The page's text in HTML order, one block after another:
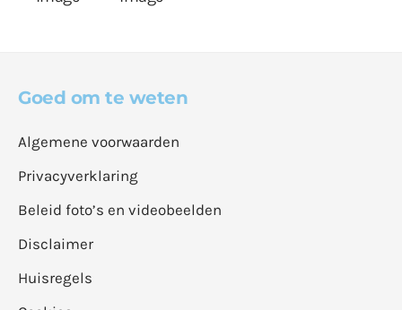
Goed om te weten
Algemene voorwaarden
Privacyverklaring
Beleid foto’s en videobeelden
Disclaimer
Huisregels